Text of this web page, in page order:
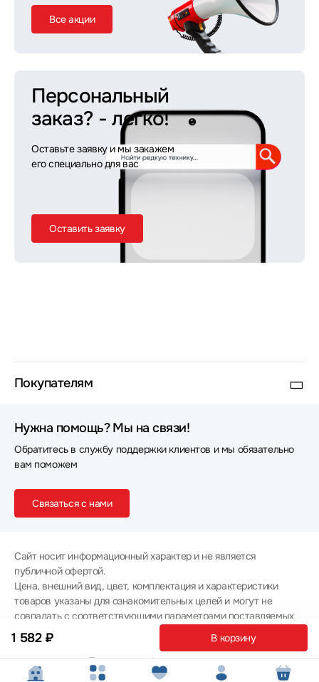
1 582 ₽ В корзину
Все акции
Персональный
заказ? - легко!
Оставьте заявку и мы закажем
его специально для вас
Оставить заявку
Покупателям
Нужна помощь? Мы на связи!
Обратитесь в службу поддержки клиентов и мы обязательно
вам поможем
Связаться с нами
Сайт носит информационный характер и не является
публичной офертой.
Цена, внешний вид, цвет, комплектация и характеристики
товаров указаны для ознакомительных целей и могут не
совпадать с соответствующими параметрами поставляемых
товаров - уточняйте информацию у менеджера при
оформлении заказа.
Политика конфиденциальности
© 2012 — 2026 ООО «Эпл Тэк»